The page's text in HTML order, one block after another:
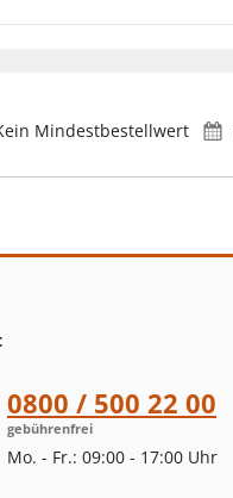
Mindestbestellwert
0800 / 500 22 00
gebührenfrei
Mo. - Fr.: 09:00 - 17:00 Uhr